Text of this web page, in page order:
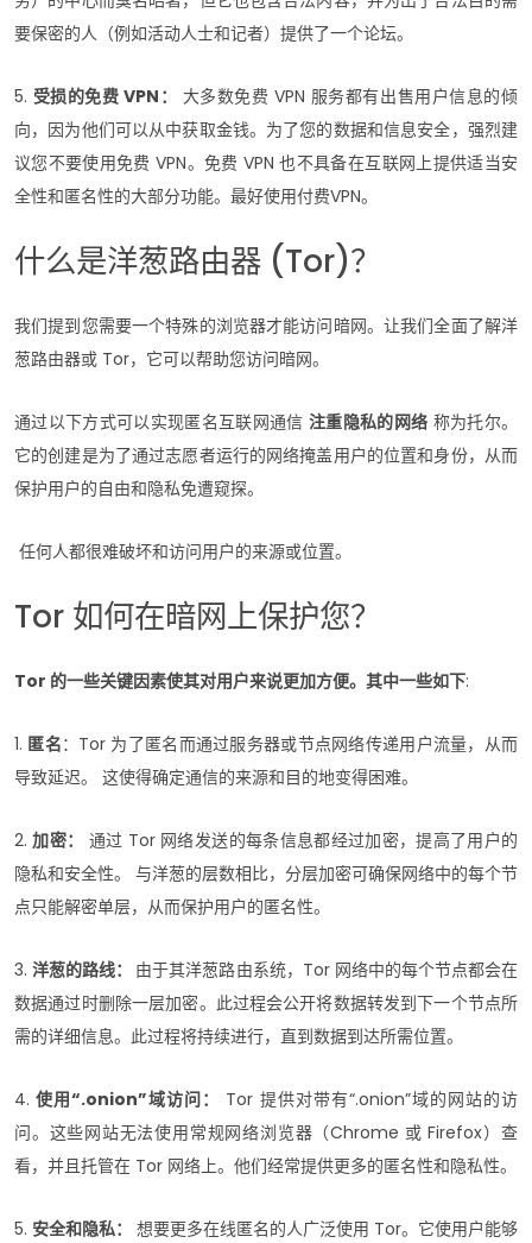
要保密的人（例如活动人士和记者）提供了一个论坛。
5. 受损的免费 VPN：
大多数免费 VPN 服务都有出售用户信息的倾
向，因为他们可以从中获取金钱。为了您的数据和信息安全，强烈建
议您不要使用免费 VPN。免费 VPN 也不具备在互联网上提供适当安
全性和匿名性的大部分功能。最好使用付费VPN。
什么是洋葱路由器 (Tor)？
我们提到您需要一个特殊的浏览器才能访问暗网。让我们全面了解洋
葱路由器或 Tor，它可以帮助您访问暗网。
通过以下方式可以实现匿名互联网通信 注重隐私的网络 称为托尔。
它的创建是为了通过志愿者运行的网络掩盖用户的位置和身份，从而
保护用户的自由和隐私免遭窥探。
任何人都很难破坏和访问用户的来源或位置。
Tor 如何在暗网上保护您？
Tor 的一些关键因素使其对用户来说更加方便。其中一些如下:
1. 匿名：Tor 为了匿名而通过服务器或节点网络传递用户流量，从而
导致延迟。 这使得确定通信的来源和目的地变得困难。
2.加密：
通过 Tor 网络发送的每条信息都经过加密，提高了用户的
隐私和安全性。 与洋葱的层数相比，分层加密可确保网络中的每个节
点只能解密单层，从而保护用户的匿名性。
3.洋葱的路线： 由于其洋葱路由系统，Tor 网络中的每个节点都会在
数据通过时删除一层加密。此过程会公开将数据转发到下一个节点所
需的详细信息。此过程将持续进行，直到数据到达所需位置。
4.使用“.onion”域访问：
Tor 提供对带有“.onion”域的网站的访
问。这些网站无法使用常规网络浏览器（Chrome 或 Firefox）查
看，并且托管在 Tor 网络上。他们经常提供更多的匿名性和隐私性。
5. 安全和隐私：
想要更多在线匿名的人广泛使用 Tor。它使用户能够